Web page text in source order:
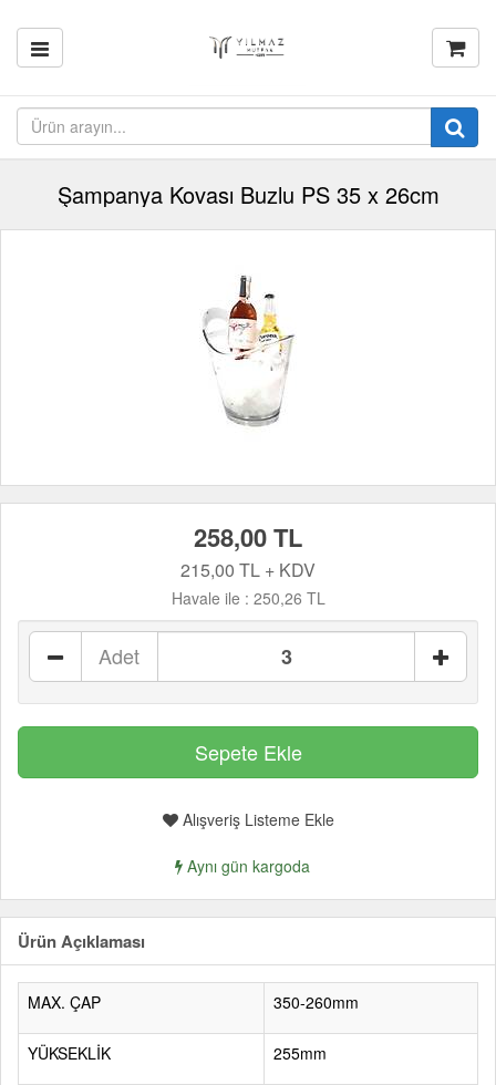
Şampanya Kovası Buzlu PS 35 x 26cm
258,00 TL
215,00 TL + KDV
Havale ile : 250,26 TL
Adet
Alışveriş Listeme Ekle
Aynı gün kargoda
Ürün Açıklaması
MAX. ÇAP 350-260mm
YÜKSEKLİK 255mm